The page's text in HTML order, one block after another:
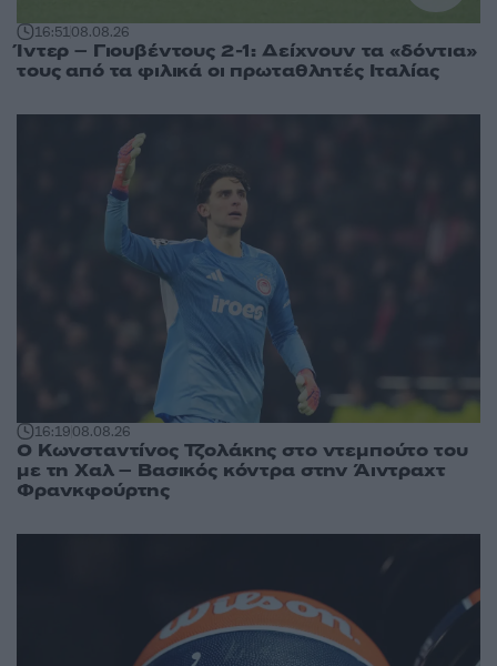
16:5108.08.26
Ίντερ – Γιουβέντους 2-1: Δείχνουν τα «δόντια»
τους από τα φιλικά οι πρωταθλητές Ιταλίας
16:1908.08.26
Ο Κωνσταντίνος Τζολάκης στο ντεμπούτο του
με τη Χαλ – Βασικός κόντρα στην Άιντραχτ
Φρανκφούρτης